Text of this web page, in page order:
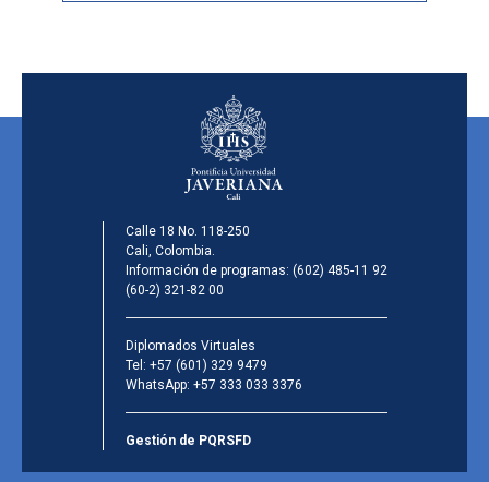
Calle 18 No. 118-250
Cali, Colombia.
Información de programas: (602) 485-11 92
(60-2) 321-82 00
Diplomados Virtuales
Tel: +57 (601) 329 9479
WhatsApp: +57 333 033 3376
Gestión de PQRSFD